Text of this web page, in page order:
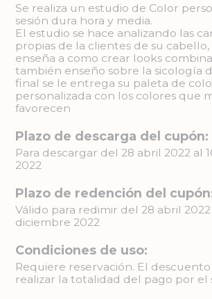
Se realiza un estudio de Color
sesión dura hora y media.
El estudio se hace analizando las
propias de la clientes de su cabello,
enseña a como crear looks
también enseño sobre la sicología
final se le entrega su paleta de
personalizada con los colores que
favorecen
Plazo de descarga del cupón:
Para descargar del 28 abril 2022 al
2022
Plazo de redención del
Válido para redimir del 28 abril 2022
diciembre 2022
Condiciones de uso:
Requiere reservación. El descuento
realizar la totalidad del pago por el